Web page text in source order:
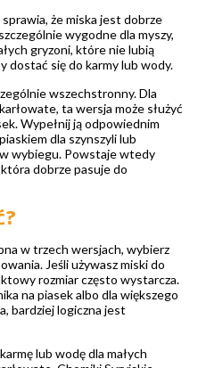
że miska jest dobrze
wygodne dla myszy,
gryzoni, które nie lubią
dostać się do karmy lub wody.
wszechstronny. Dla
ta wersja może służyć
Wypełnij ją odpowiednim
dla szynszyli lub
wybiegu. Powstaje wtedy
dobrze pasuje do
w trzech wersjach, wybierz
Jeśli używasz miski do
rozmiar często wystarcza.
na piasek albo dla większego
bardziej logiczna jest
lub wodę dla małych